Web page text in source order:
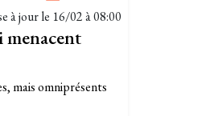
à jour le 16/02 à 08:00
menacent
mais omniprésents